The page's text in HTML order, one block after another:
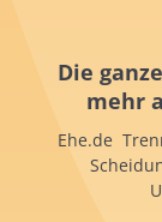
Die
mehr
Ehe.de